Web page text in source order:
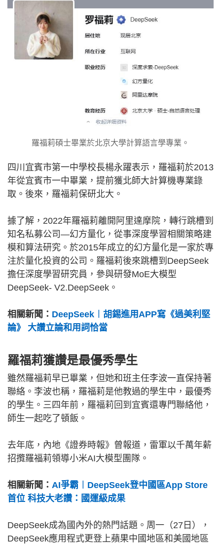
羅福莉碩士畢業於北京大學計算語言學專業。
四川宜賓市第一中學校長楊永躍表示，羅福莉於2013
年從宜賓市一中畢業，提前獲北師大計算機專業錄
取。後來，羅福莉保研北大。
據了解，2022年羅福莉離開阿里達摩院，轉行跳槽到
知名私募公司—幻方量化，從事深度學習相關策略建
模和算法研究。於2015年成立的幻方量化是一家於專
注於量化投資的公司。羅福莉後來跳槽到DeepSeek
擔任深度學習研究員，參與研發MoE大模型
DeepSeek- V2.DeepSeek。
相關新聞： DeepSeek︱胡錫進用APP寫《過美利堅
論》 大讚立論和用詞恰當
羅福莉獲讚是最優秀學生
雖然羅福莉早已畢業，但她和班主任李波一直保持著
聯絡。李波也稱，羅福莉是他教過的學生中，最優秀
的學生。三四年前，羅福莉回到宜賓還專門聯絡他，
師生一起吃了頓飯。
去年底，內地《證券時報》曾報道，雷軍以千萬年薪
招攬羅福莉領導小米AI大模型團隊。
相關新聞： AI爭霸︱DeepSeek登中國區App Store
首位 科技大老讚：國運級成果
DeepSeek成為國內外的熱門話題。周一（27日），
DeepSeek應用程式更登上蘋果中國地區和美國地區